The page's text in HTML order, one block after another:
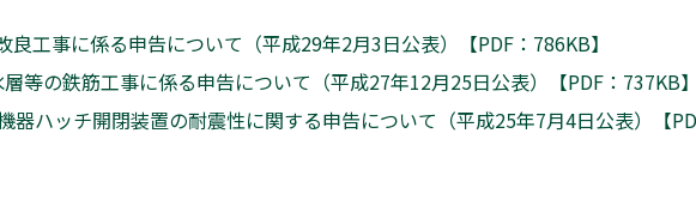
工事に係る申告について（平成29年2月3日公表）【PDF：786KB】
等の鉄筋工事に係る申告について（平成27年12月25日公表）【PDF：737KB】
ハッチ開閉装置の耐震性に関する申告について（平成25年7月4日公表）【